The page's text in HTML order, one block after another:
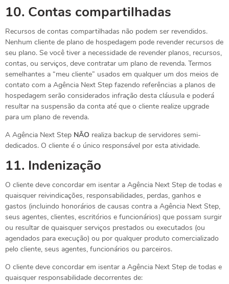
10. Contas compartilhadas
Recursos de contas compartilhadas não podem ser revendidos.
Nenhum cliente de plano de hospedagem pode revender recursos de
seu plano. Se você tiver a necessidade de revender planos, recursos,
contas, ou serviços, deve contratar um plano de revenda. Termos
semelhantes a “meu cliente” usados em qualquer um dos meios de
contato com a Agência Next Step fazendo referências a planos de
hospedagem serão considerados infração desta cláusula e poderá
resultar na suspensão da conta até que o cliente realize upgrade
para um plano de revenda.
A Agência Next Step NÃO realiza backup de servidores semi-
dedicados. O cliente é o único responsável por esta atividade.
11. Indenização
O cliente deve concordar em isentar a Agência Next Step de todas e
quaisquer reivindicações, responsabilidades, perdas, ganhos e
gastos (incluindo honorários de causas contra a Agência Next Step,
seus agentes, clientes, escritórios e funcionários) que possam surgir
ou resultar de quaisquer serviços prestados ou executados (ou
agendados para execução) ou por qualquer produto comercializado
pelo cliente, seus agentes, funcionários ou parceiros.
O cliente deve concordar em isentar a Agência Next Step de todas e
quaisquer responsabilidade decorrentes de: